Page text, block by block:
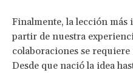
Finalmente, la lección
partir de nuestra
colaboraciones se
Desde que nació la idea